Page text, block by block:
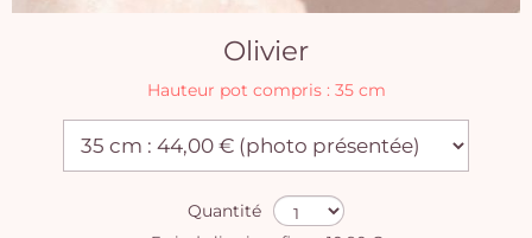
Olivier
Hauteur pot compris : 35 cm
Quantité